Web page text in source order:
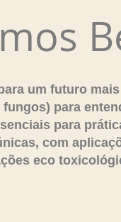
um futuro
para
para
com
eco